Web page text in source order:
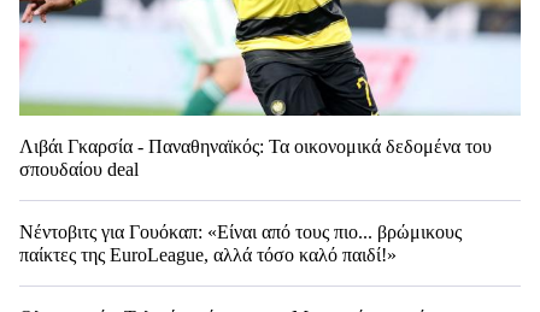
Λιβάι Γκαρσία - Παναθηναϊκός: Τα οικονομικά δεδομένα του
σπουδαίου deal
Νέντοβιτς για Γουόκαπ: «Είναι από τους πιο... βρώμικους
παίκτες της EuroLeague, αλλά τόσο καλό παιδί!»